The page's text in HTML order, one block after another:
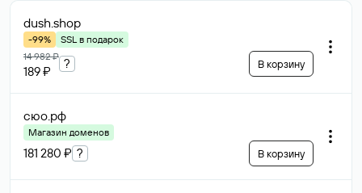
dush.shop
-99%
SSL в подарок
14 982 ₽
189 ₽
? В корзину
сюо.рф
Магазин доменов
181 280 ₽ ? В корзину